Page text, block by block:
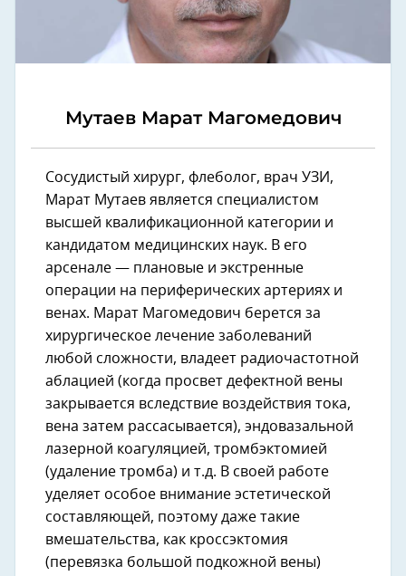
Мутаев Марат Магомедович
Сосудистый хирург, флеболог, врач УЗИ,
Марат Мутаев является специалистом
высшей квалификационной категории и
кандидатом медицинских наук. В его
арсенале — плановые и экстренные
операции на периферических артериях и
венах. Марат Магомедович берется за
хирургическое лечение заболеваний
любой сложности, владеет радиочастотной
аблацией (когда просвет дефектной вены
закрывается вследствие воздействия тока,
вена затем рассасывается), эндовазальной
лазерной коагуляцией, тромбэктомией
(удаление тромба) и т.д. В своей работе
уделяет особое внимание эстетической
составляющей, поэтому даже такие
вмешательства, как кроссэктомия
(перевязка большой подкожной вены)